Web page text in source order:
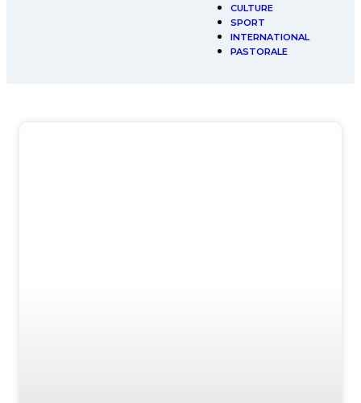
CULTURE
SPORT
INTERNATIONAL
PASTORALE